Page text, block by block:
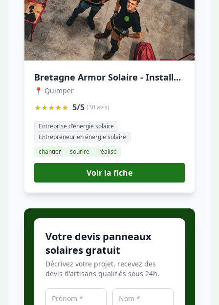
Bretagne Armor Solaire - Installation de Panneaux Solaires en Bretagne
📍 Quimper
★★★★★ 5/5 (30 avis)
Entreprise d'énergie solaire
Entrepreneur en énergie solaire
chantier
sourire réalisé
Voir la fiche
Votre devis panneaux
solaires gratuit
Décrivez votre projet, recevez des
devis d'artisans qualifiés sous 24h.